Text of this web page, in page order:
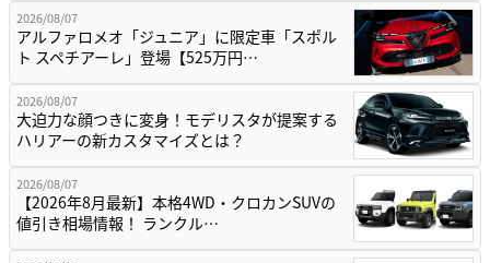
2026/08/07
アルファロメオ「ジュニア」に限定車「スポル
ト スペチアーレ」登場【525万円…
2026/08/07
大迫力な顔つきに変身！モデリスタが提案する
ハリアーの新カスタマイズとは？
2026/08/07
【2026年8月最新】本格4WD・クロカンSUVの
値引き相場情報！ ランクル…